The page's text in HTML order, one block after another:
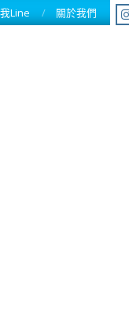
Line 關於我們